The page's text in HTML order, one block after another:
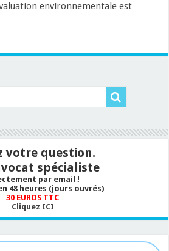
environnementale est
votre question.
spécialiste
par email !
48 heures (jours ouvrés)
30 EUROS TTC
Cliquez ICI